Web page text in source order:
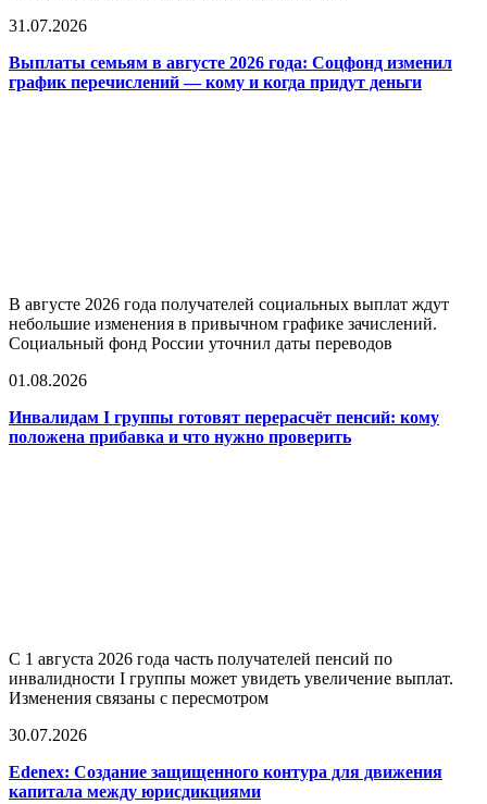
31.07.2026
Выплаты семьям в августе 2026 года: Соцфонд изменил
график перечислений — кому и когда придут деньги
В августе 2026 года получателей социальных выплат ждут
небольшие изменения в привычном графике зачислений.
Социальный фонд России уточнил даты переводов
01.08.2026
Инвалидам I группы готовят перерасчёт пенсий: кому
положена прибавка и что нужно проверить
С 1 августа 2026 года часть получателей пенсий по
инвалидности I группы может увидеть увеличение выплат.
Изменения связаны с пересмотром
30.07.2026
Edenex: Создание защищенного контура для движения
капитала между юрисдикциями